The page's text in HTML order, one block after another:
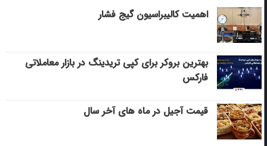
اهمیت کالیبراسیون گیج فشار
بهترین بروکر برای کپی‌ تریدینگ در بازار معاملاتی
فارکس
قیمت آجیل در ماه های آخر سال